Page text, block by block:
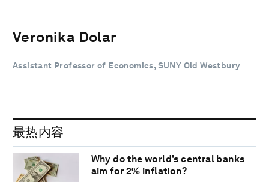
Veronika Dolar
Assistant Professor of Economics, SUNY Old Westbury
最热内容
Why do the world's central banks
aim for 2% inflation?